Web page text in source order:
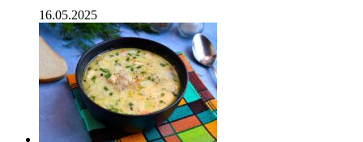
16.05.2025